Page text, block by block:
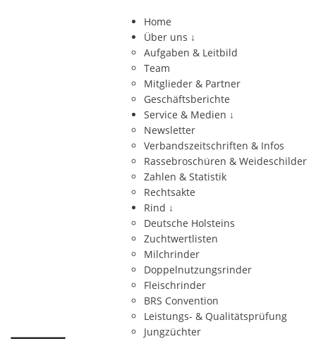
Home
Über uns ↓
Aufgaben & Leitbild
Team
Mitglieder & Partner
Geschäftsberichte
Service & Medien ↓
Newsletter
Verbandszeitschriften & Infos
Rassebroschüren & Weideschilder
Zahlen & Statistik
Rechtsakte
Rind ↓
Deutsche Holsteins
Zuchtwertlisten
Milchrinder
Doppelnutzungsrinder
Fleischrinder
BRS Convention
Leistungs- & Qualitätsprüfung
Jungzüchter